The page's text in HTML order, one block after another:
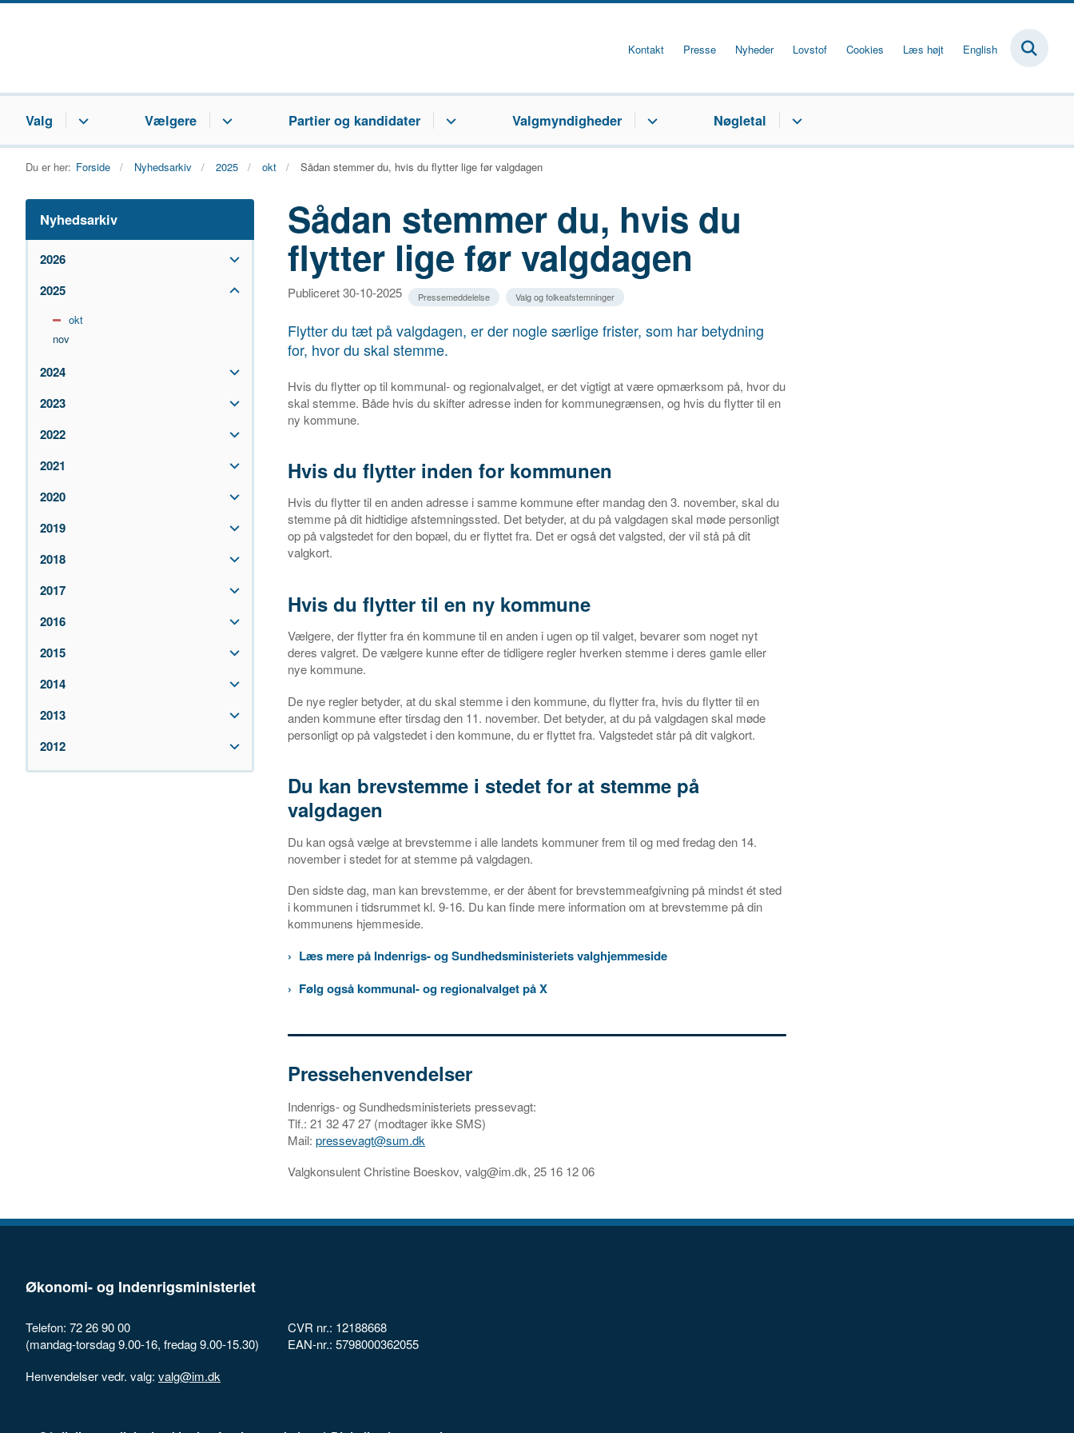
Kontakt Presse Nyheder Lovstof Cookies Læs højt English
Valg Vælgere Partier og kandidater Valgmyndigheder Nøgletal
Du er her: Forside Nyhedsarkiv 2025 okt Sådan stemmer du, hvis du flytter lige før valgdagen
Nyhedsarkiv
2026
2025
okt
nov
2024
2023
2022
2021
2020
2019
2018
2017
2016
2015
2014
2013
2012
Sådan stemmer du, hvis du
flytter lige før valgdagen
Publiceret 30-10-2025 Pressemeddelelse Valg og folkeafstemninger
Flytter du tæt på valgdagen, er der nogle særlige frister, som har betydning
for, hvor du skal stemme.
Hvis du flytter op til kommunal- og regionalvalget, er det vigtigt at være opmærksom på, hvor du
skal stemme. Både hvis du skifter adresse inden for kommunegrænsen, og hvis du flytter til en
ny kommune.
Hvis du flytter inden for kommunen
Hvis du flytter til en anden adresse i samme kommune efter mandag den 3. november, skal du
stemme på dit hidtidige afstemningssted. Det betyder, at du på valgdagen skal møde personligt
op på valgstedet for den bopæl, du er flyttet fra. Det er også det valgsted, der vil stå på dit
valgkort.
Hvis du flytter til en ny kommune
Vælgere, der flytter fra én kommune til en anden i ugen op til valget, bevarer som noget nyt
deres valgret. De vælgere kunne efter de tidligere regler hverken stemme i deres gamle eller
nye kommune.
De nye regler betyder, at du skal stemme i den kommune, du flytter fra, hvis du flytter til en
anden kommune efter tirsdag den 11. november. Det betyder, at du på valgdagen skal møde
personligt op på valgstedet i den kommune, du er flyttet fra. Valgstedet står på dit valgkort.
Du kan brevstemme i stedet for at stemme på
valgdagen
Du kan også vælge at brevstemme i alle landets kommuner frem til og med fredag den 14.
november i stedet for at stemme på valgdagen.
Den sidste dag, man kan brevstemme, er der åbent for brevstemmeafgivning på mindst ét sted
i kommunen i tidsrummet kl. 9-16. Du kan finde mere information om at brevstemme på din
kommunens hjemmeside.
Læs mere på Indenrigs- og Sundhedsministeriets valghjemmeside
Følg også kommunal- og regionalvalget på X
Pressehenvendelser
Indenrigs- og Sundhedsministeriets pressevagt:
Tlf.: 21 32 47 27 (modtager ikke SMS)
Mail: pressevagt@sum.dk
Valgkonsulent Christine Boeskov, valg@im.dk, 25 16 12 06
Økonomi- og Indenrigsministeriet
Telefon: 72 26 90 00
(mandag-torsdag 9.00-16, fredag 9.00-15.30)
Henvendelser vedr. valg: valg@im.dk
CVR nr.: 12188668
EAN-nr.: 5798000362055